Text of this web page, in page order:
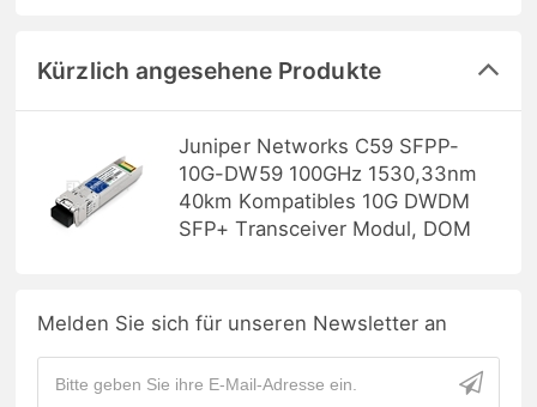
Kürzlich angesehene Produkte
Juniper Networks C59 SFPP-
10G-DW59 100GHz 1530,33nm
40km Kompatibles 10G DWDM
SFP+ Transceiver Modul, DOM
Melden Sie sich für unseren Newsletter an